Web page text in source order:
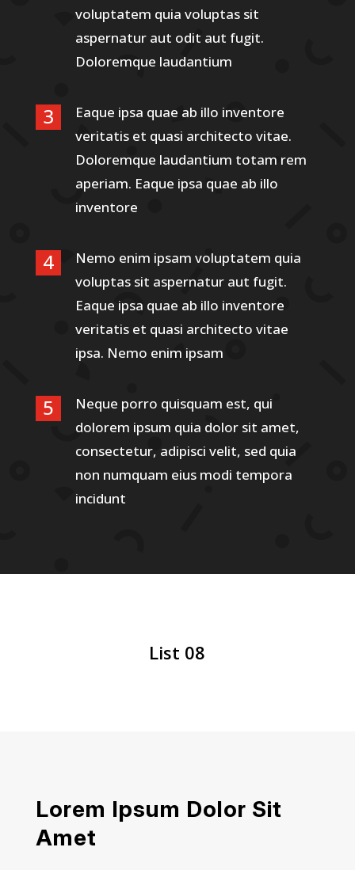
voluptatem quia voluptas sit
aspernatur aut odit aut fugit.
Doloremque laudantium
Eaque ipsa quae ab illo inventore
veritatis et quasi architecto vitae.
Doloremque laudantium totam rem
aperiam. Eaque ipsa quae ab illo
inventore
Nemo enim ipsam voluptatem quia
voluptas sit aspernatur aut fugit.
Eaque ipsa quae ab illo inventore
veritatis et quasi architecto vitae
ipsa. Nemo enim ipsam
Neque porro quisquam est, qui
dolorem ipsum quia dolor sit amet,
consectetur, adipisci velit, sed quia
non numquam eius modi tempora
incidunt
List 08
Lorem Ipsum Dolor Sit
Amet